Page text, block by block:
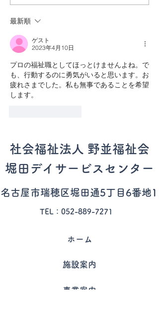
が、、🌻
最新順
ゲスト
2023年4月10日
プロの福祉職としてほっとけませんよね。で
も、行動するのに勇気がいると思います。お
疲れさまでした。私も無事であることを希望
します。
社会福祉法人 野並福祉会
堀田デイサービスセンター
​名古屋市瑞穂区堀田通5丁目6番地1
TEL：052-889-7271
ホーム
施設案内
事業案内